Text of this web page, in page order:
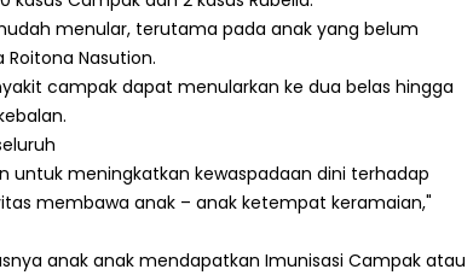
menular, terutama pada anak yang belum
Nasution.
campak dapat menularkan ke dua belas hingga
untuk meningkatkan kewaspadaan dini terhadap
membawa anak – anak ketempat keramaian,"
anak anak mendapatkan Imunisasi Campak atau